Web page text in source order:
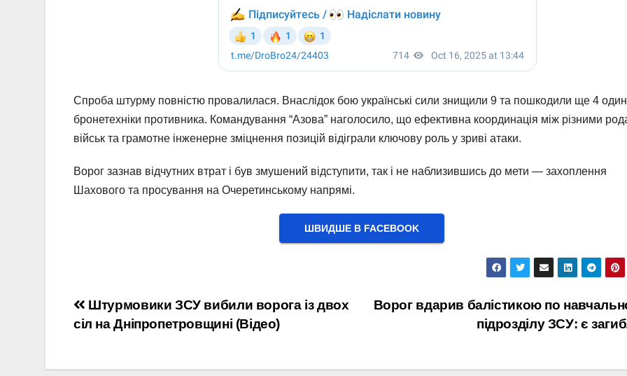
Спроба штурму повністю провалилася. Внаслідок бою українські сили знищили 9 та пошкодили ще 4
бронетехніки противника. Командування “Азова” наголосило, що ефективна координація між різними
військ та грамотне інженерне зміцнення позицій відіграли ключову роль у зриві атаки.
Ворог зазнав відчутних втрат і був змушений відступити, так і не наблизившись до мети — захоплення
Шахового та просування на Очеретинському напрямі.
ШВИДШЕ В FACEBOOK
Навігація
записів
Ворог вдарив балістикою по
підрозділу ЗСУ: є
Штурмовики ЗСУ вибили ворога із двох
сіл на Дніпропетровщині (Відео)